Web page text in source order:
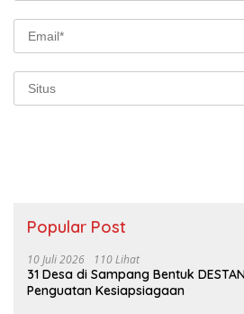
Popular Post
10 Juli 2026 110 Lihat
31 Desa di Sampang Bentuk
Penguatan Kesiapsiagaan